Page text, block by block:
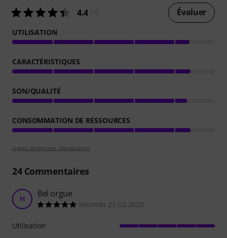
4.4 Évaluer
UTILISATION
CARACTÉRISTIQUES
SON/QUALITÉ
CONSOMMATION DE RESSOURCES
Lignes directrices d'évaluation
24Commentaires
H Bel orgue
Hermon 21.02.2020
Utilisation